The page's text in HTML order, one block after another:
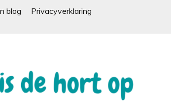
blog
Privacyverklaring